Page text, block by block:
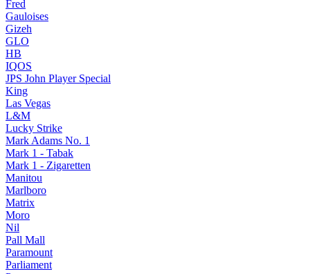
Fred
Gauloises
Gizeh
GLO
HB
IQOS
JPS John Player Special
King
Las Vegas
L&M
Lucky Strike
Mark Adams No. 1
Mark 1 - Tabak
Mark 1 - Zigaretten
Manitou
Marlboro
Matrix
Moro
Nil
Pall Mall
Paramount
Parliament